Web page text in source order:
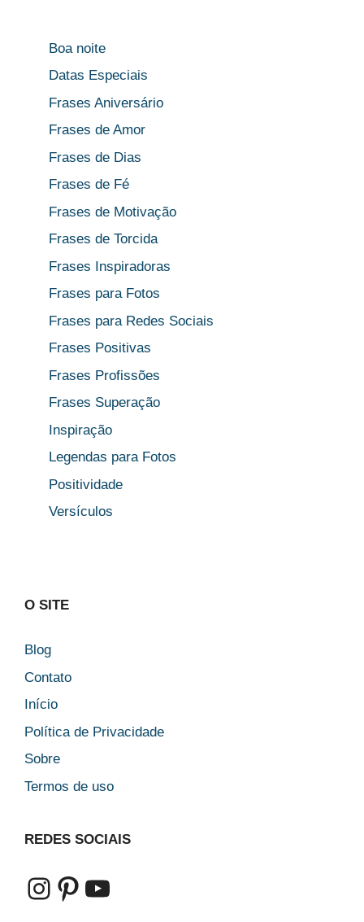
Boa noite
Datas Especiais
Frases Aniversário
Frases de Amor
Frases de Dias
Frases de Fé
Frases de Motivação
Frases de Torcida
Frases Inspiradoras
Frases para Fotos
Frases para Redes Sociais
Frases Positivas
Frases Profissões
Frases Superação
Inspiração
Legendas para Fotos
Positividade
Versículos
O SITE
Blog
Contato
Início
Política de Privacidade
Sobre
Termos de uso
REDES SOCIAIS
Instagram
Pinterest
Youtube